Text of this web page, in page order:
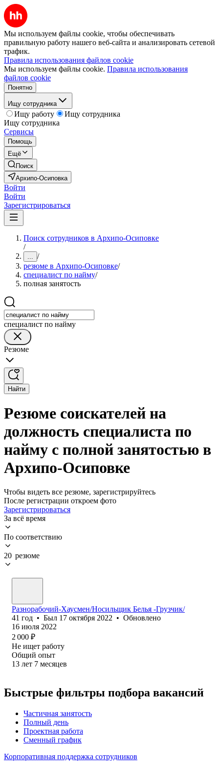
Мы используем файлы cookie, чтобы обеспечивать
правильную работу нашего веб-сайта и анализировать сетевой
трафик.
Правила использования файлов cookie
Мы используем файлы cookie. Правила использования
файлов cookie
Понятно
Ищу сотрудника
Ищу работу
Ищу сотрудника
Ищу сотрудника
Сервисы
Помощь
Ещё
Поиск
Архипо-Осиповка
Войти
Войти
Зарегистрироваться
Поиск сотрудников в Архипо-Осиповке
/
... /
резюме в Архипо-Осиповке/
специалист по найму/
полная занятость
специалист по найму
Резюме
Найти
Резюме соискателей на
должность специалиста по
найму с полной занятостью в
Архипо-Осиповке
Чтобы видеть все резюме, зарегистрируйтесь
После регистрации откроем фото
Зарегистрироваться
За всё время
По соответствию
20 резюме
Разнорабочий-Хаусмен/Носильщик Белья -Грузчик/
41 год • Был 17 октября 2022 • Обновлено
16 июля 2022
2 000 ₽
Не ищет работу
Общий опыт
13 лет 7 месяцев
Быстрые фильтры подбора вакансий
Частичная занятость
Полный день
Проектная работа
Сменный график
Корпоративная поддержка сотрудников